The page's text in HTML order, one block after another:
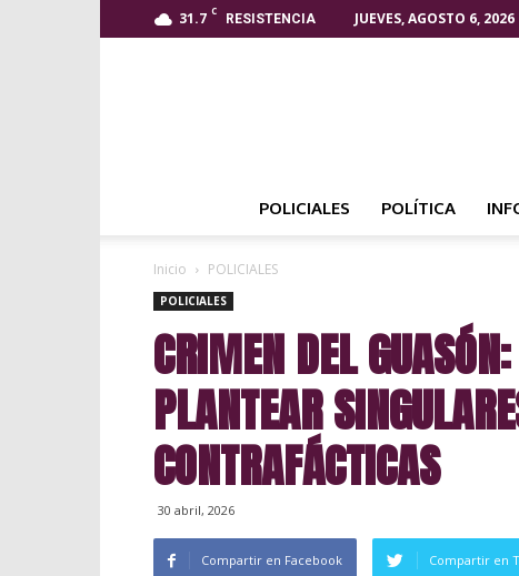
31.7 C
RESISTENCIA JUEVES, AGOSTO 6, 2026
POLICIALES POLÍTICA
Inicio POLICIALES
POLICIALES
CRIMEN DEL
PLANTEAR
CONTRAFÁCTICAS
30 abril, 2026
Compartir en Facebook Compartir en